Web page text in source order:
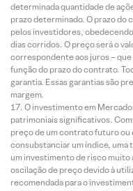
determinada quantidade de
prazo determinado. O prazo do
pelos investidores, obedecendo
dias corridos. O preço será o
correspondente aos juros –
função do prazo do contrato.
garantia. Essas garantias são
margem.
O investimento em
patrimoniais significativos.
preço de um contrato futuro
consubstanciar um índice, uma
um investimento de risco muito
oscilação de preço devido à
recomendada para o